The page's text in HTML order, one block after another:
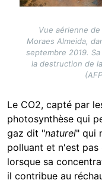
Vue aérienne
Moraes Almeida,
septembre 2019.
la destruction de
Le CO2, capté par
photosynthèse qui
gaz dit "naturel" qui
polluant et n'est pas
lorsque sa
il contribue au